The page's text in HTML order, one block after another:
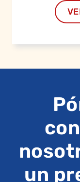
un